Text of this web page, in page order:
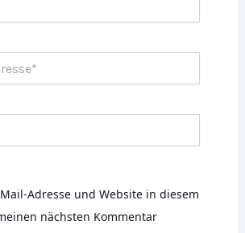
Adresse und Website in diesem
nächsten Kommentar